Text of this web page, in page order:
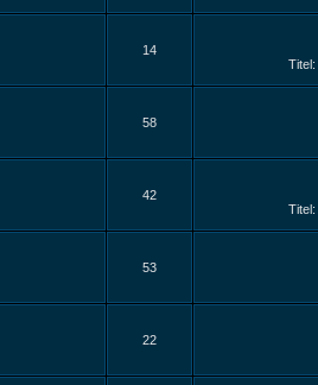
14
Titel:
58
42
Titel:
53
22